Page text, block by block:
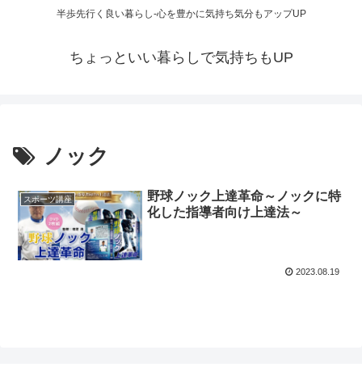
半歩先行く良い暮らし-心を豊かに気持ち気分もアップUP
ちょっといい暮らしで気持ちもUP
ノック
スポーツ講座
野球ノック上達革命～ノックに特
化した指導者向け上達法～
2023.08.19